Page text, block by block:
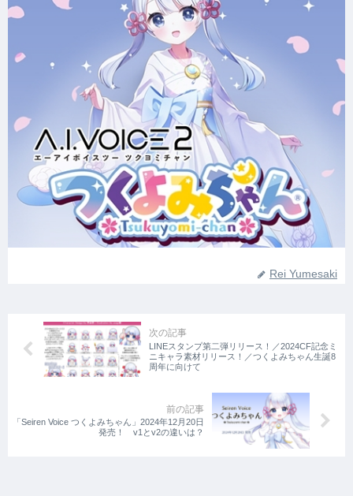
Rei Yumesaki
「Seiren Voice つくよみちゃん」2024年12月20日
発売！ v1とv2の違いは？
LINEスタンプ第二弾リリース！／2024CF記念ミ
ニキャラ素材リリース！／つくよみちゃん生誕8
周年に向けて